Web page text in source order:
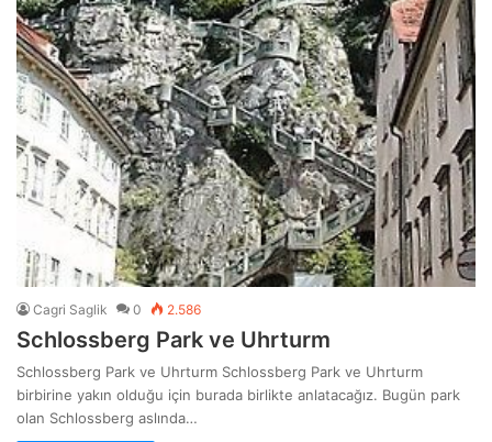
Cagri Saglik 0 2.586
Schlossberg Park ve Uhrturm
Schlossberg Park ve Uhrturm Schlossberg Park ve Uhrturm
birbirine yakın olduğu için burada birlikte anlatacağız. Bugün park
olan Schlossberg aslında…